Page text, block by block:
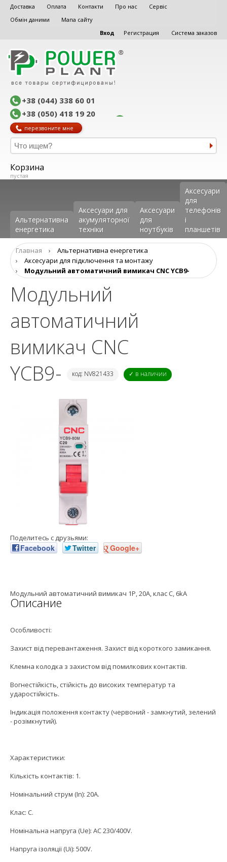
Доставка Оплата Контакти Про нас
Сервіс
Обмін даними
Мапа сайту
Вход
Регистрация Система заказов
+38 (044) 338 60 01
+38 (050) 418 19 20
перезвоните мне
Корзина
пустая
Альтернативна
енергетика
Аксесуари для
акумуляторної
техніки
Аксесуари
для
ноутбуків
Аксеcуари
для
телефонів
і
планшетів
Главная ›
Альтернативна енергетика
›
Аксесуари для підключення та монтажу
›
Модульний автоматичний вимикач CNC YCB9-
Модульний
автоматичний
вимикач CNC
YCB9-
код: NV821433 ✓ в наличии
Поделитесь с друзьями:
Facebook Twitter Google+
Описание
Модульний автоматичний вимикач 1P, 20A, клас C, 6kA
Особливості:
Захист від перевантаження. Захист від короткого замикання.
Клемна колодка з захистом від помилкових контактів.
Вогнестійкість, стійкість до високих температур та
ударостійкість.
Індикація положення контакту (червоний - замкнутий, зелений
- розімкнутий).
Характеристики:
Кількість контактів: 1.
Номінальний струм (In): 20A.
Клас: C.
Номінальна напруга (Ue): AC 230/400V.
Напруга ізоляції (Ui): 500V.